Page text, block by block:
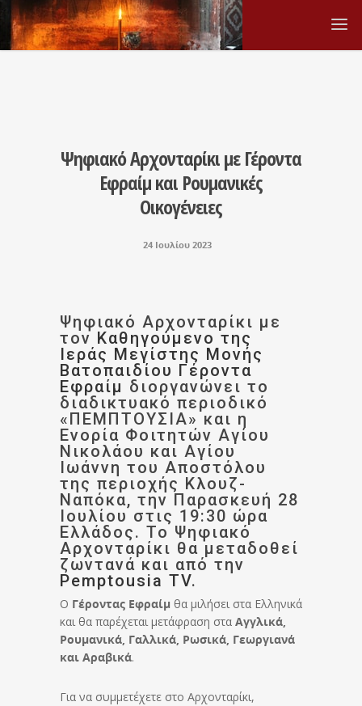
Ψηφιακό Αρχονταρίκι με Γέροντα
Εφραίμ και Ρουμανικές
Οικογένειες
24 Ιουλίου 2023
Ψηφιακό Αρχονταρίκι με
τον Καθηγούμενο της
Ιεράς Μεγίστης Μονής
Βατοπαιδίου Γέροντα
Εφραίμ διοργανώνει το
διαδικτυακό περιοδικό
«ΠΕΜΠΤΟΥΣΙΑ» και η
Ενορία Φοιτητών Αγίου
Νικολάου και Αγίου
Ιωάννη του Αποστόλου
της περιοχής Κλουζ-
Ναπόκα, την Παρασκευή 28
Ιουλίου στις 19:30 ώρα
Ελλάδος. Το Ψηφιακό
Αρχονταρίκι θα μεταδοθεί
ζωντανά και από την
Pemptousia TV.
Ο Γέροντας Εφραίμ θα μιλήσει στα Ελληνικά
και θα παρέχεται μετάφραση στα Αγγλικά,
Ρουμανικά, Γαλλικά, Ρωσικά, Γεωργιανά
και Αραβικά.
Για να συμμετέχετε στο Αρχονταρίκι,